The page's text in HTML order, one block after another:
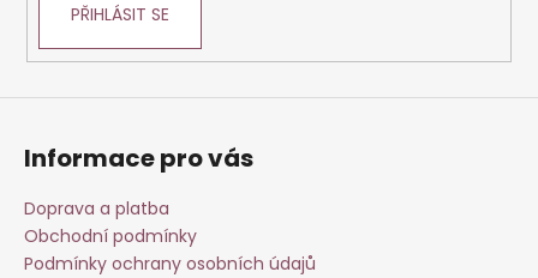
n
a
j
t
?
PŘIHLÁSIT SE
Informace pro vás
Doprava a platba
Obchodní podmínky
Podmínky ochrany osobních údajů